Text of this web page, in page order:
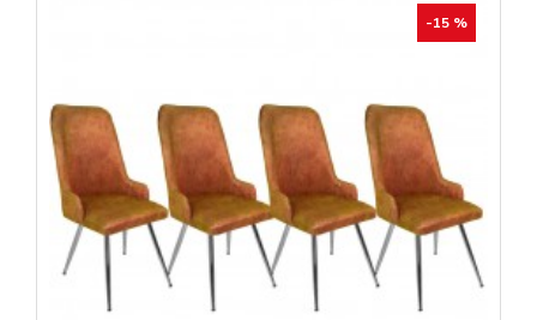
YENI
İHRAÇ FAZLASI
-20 %